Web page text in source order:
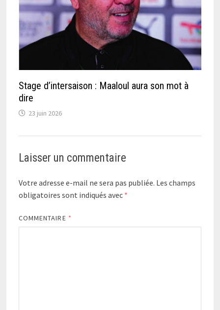
Stage d’intersaison : Maaloul aura son mot à
dire
23 juin 2026
Laisser un commentaire
Votre adresse e-mail ne sera pas publiée. Les champs
obligatoires sont indiqués avec *
COMMENTAIRE *